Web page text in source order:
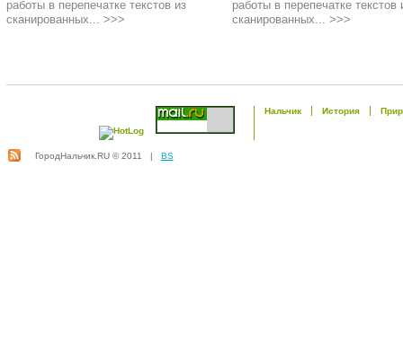
работы в перепечатке текстов из
сканированных... >>>
работы в перепечатке текстов
сканированных... >>>
Нальчик История
ГородНальчик.RU © 2011 | BS